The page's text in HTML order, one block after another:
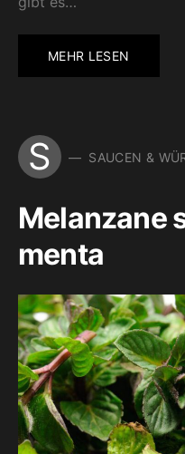
MEHR LESEN
S SAUCEN &
Melanzane
menta